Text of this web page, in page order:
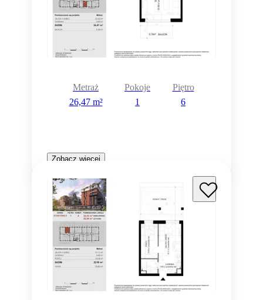
Metraż
26,47 m²
Pokoje
1
Piętro
6
Zobacz więcej